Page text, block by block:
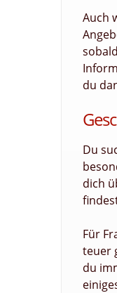
Auch
du
Du
dich
Für
teuer
du